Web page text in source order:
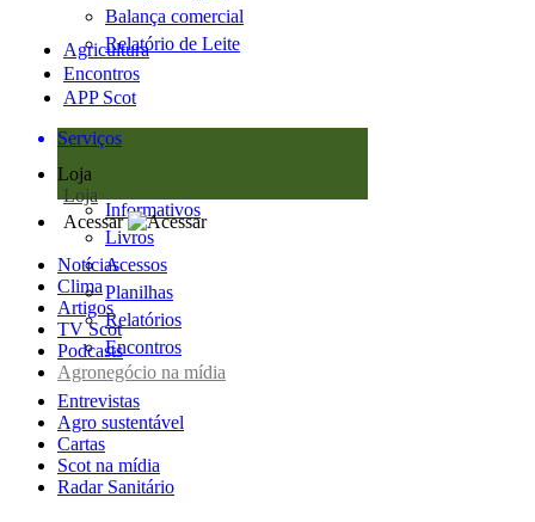
Balança comercial
Relatório de Leite
Agricultura
Encontros
APP Scot
Serviços
Loja
Loja
Informativos
Livros
Acessos
Planilhas
Relatórios
Encontros
Acessar
Notícias
Clima
Artigos
TV Scot
Podcasts
Agronegócio na mídia
Entrevistas
Agro sustentável
Cartas
Scot na mídia
Radar Sanitário